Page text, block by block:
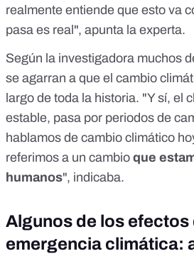
realmente entiende que esto va
pasa es real", apunta la experta.
Según la investigadora muchos
se agarran a que el cambio
largo de toda la historia. "Y sí, el
estable, pasa por periodos de
hablamos de cambio climático
referimos a un cambio que
humanos", indicaba.
Algunos de los efectos
emergencia climática: